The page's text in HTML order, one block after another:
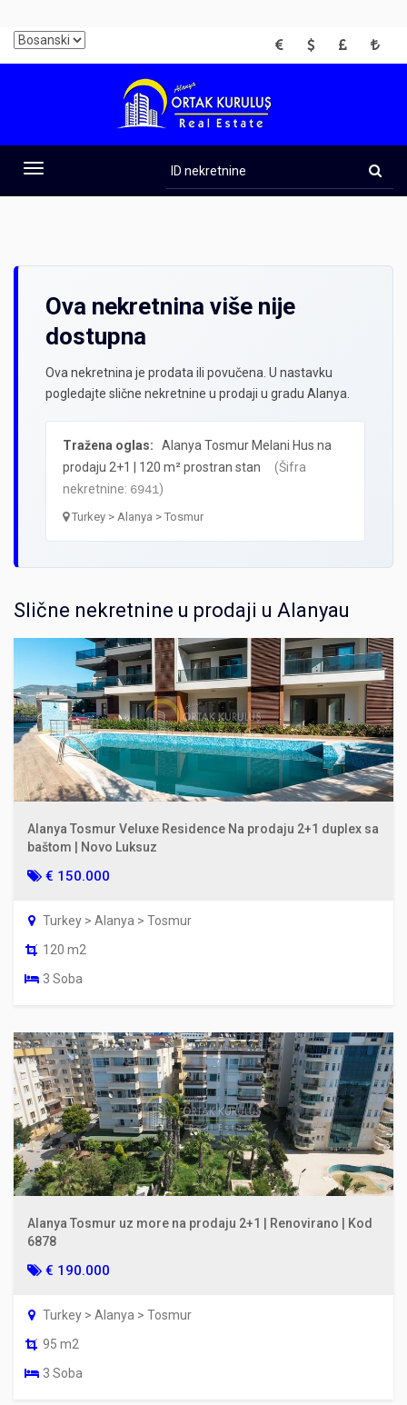
EUR USD GBP TRY
Toggle
navigation
nekretnine
Ova nekretnina više nije
dostupna
Ova nekretnina je prodata ili povučena. U nastavku
pogledajte slične nekretnine u prodaji u gradu Alanya.
Tražena oglas:
Alanya Tosmur Melani Hus na
prodaju 2+1 | 120 m² prostran stan
(Šifra
nekretnine: 6941)
Turkey > Alanya > Tosmur
Slične nekretnine u prodaji u Alanyau
Alanya Tosmur Veluxe Residence Na prodaju 2+1 duplex sa
baštom | Novo Luksuz
€ 150.000
Turkey > Alanya > Tosmur
120 m2
3 Soba
Alanya Tosmur uz more na prodaju 2+1 | Renovirano | Kod
6878
€ 190.000
Turkey > Alanya > Tosmur
95 m2
3 Soba